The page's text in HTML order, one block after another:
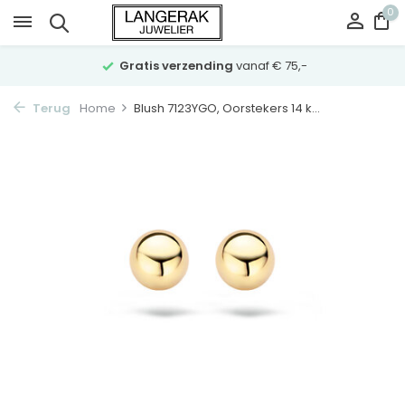
0
Gratis verzending vanaf € 75,-
Terug Home Blush 7123YGO, Oorstekers 14 k...